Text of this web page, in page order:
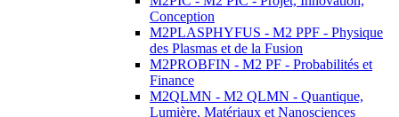
Conception
M2PLASPHYFUS - M2 PPF - Physique
des Plasmas et de la Fusion
M2PROBFIN - M2 PF - Probabilités et
Finance
M2QLMN - M2 QLMN - Quantique,
Lumière, Matériaux et Nanosciences